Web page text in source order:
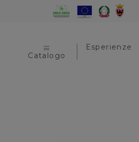
Catalogo
Esperienze